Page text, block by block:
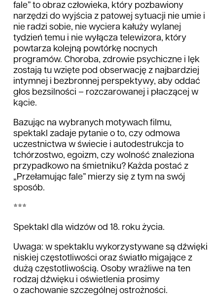
fale” to obraz człowieka, który pozbawiony
narzędzi do wyjścia z patowej sytuacji nie umie i
nie radzi sobie, nie wyciera kałuży wylanej
tydzień temu i nie wyłącza telewizora, który
powtarza kolejną powtórkę nocnych
programów. Choroba, zdrowie psychiczne i lęk
zostają tu wzięte pod obserwację z najbardziej
intymnej i bezbronnej perspektywy, aby oddać
głos bezsilności – rozczarowanej i płaczącej w
kącie.
Bazując na wybranych motywach filmu,
spektakl zadaje pytanie o to, czy odmowa
uczestnictwa w świecie i autodestrukcja to
tchórzostwo, egoizm, czy wolność znaleziona
przypadkowo na śmietniku? Każda postać z
„Przełamując fale” mierzy się z tym na swój
sposób.
***
Spektakl dla widzów od 18. roku życia.
Uwaga: w spektaklu wykorzystywane są dźwięki
niskiej częstotliwości oraz światło migające z
dużą częstotliwością. Osoby wrażliwe na ten
rodzaj dźwięku i oświetlenia prosimy
o zachowanie szczególnej ostrożności.